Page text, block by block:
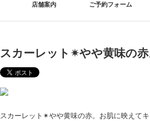
店舗案内 ご予約フォーム
スカーレット✴︎やや黄味の
スカーレット✴︎やや黄味の赤。お肌に映えて